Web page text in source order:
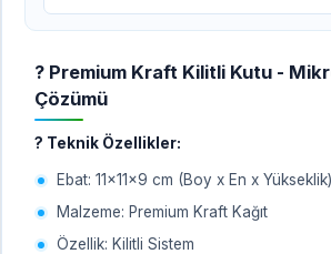
? Premium Kraft Kilitli Kutu -
Çözümü
? Teknik Özellikler:
Ebat: 11x11x9 cm (Boy x En x Yükseklik)
Malzeme: Premium Kraft Kağıt
Özellik: Kilitli Sistem